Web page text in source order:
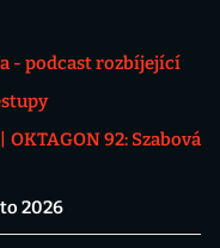
- podcast rozbíjející
OKTAGON 92: Szabová
2026